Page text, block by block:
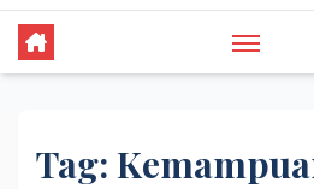
Tag: